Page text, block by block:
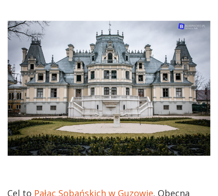
Cel to Pałac Sobańskich w Guzowie. Obecna